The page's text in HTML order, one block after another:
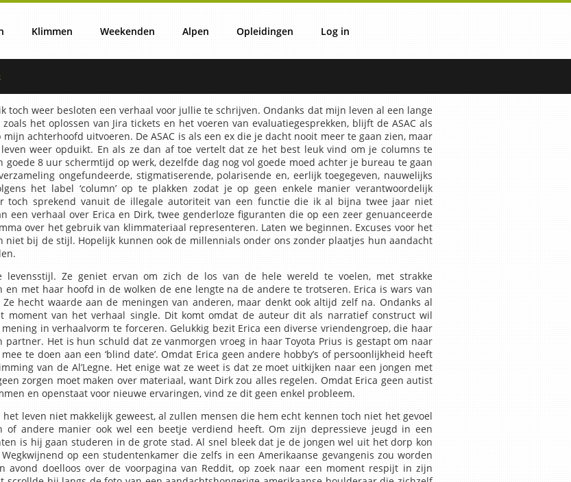
a member
Klimmen
Klimhallen
Clubkampioenschappen
Builderen
Klimgebieden
Weekenden
15 – 16 Aug All-In-One Climbing
Weekend
Algemene informatie &
Weekendprijzen
Weekendreglement
Alpen
Winterprogramma
ASAC Winterweek
ASAC Toerenweek 12-18 Juli
ASAC Alpenweek
Opleidingen
IT
IV
OVM
Trad
Instructeur
Opleidingscommissie
Log in
toch weer besloten een verhaal voor jullie te schrijven. Ondanks dat mijn leven al een lange
het oplossen van Jira tickets en het voeren van evaluatiegesprekken, blijft de ASAC als
achterhoofd uitvoeren. De ASAC is als een ex die je dacht nooit meer te gaan zien, maar
weer opduikt. En als ze dan af toe vertelt dat ze het best leuk vind om je columns te
8 uur schermtijd op werk, dezelfde dag nog vol goede moed achter je bureau te gaan
ongefundeerde, stigmatiserende, polarisende en, eerlijk toegegeven, nauwelijks
het label ‘column’ op te plakken zodat je op geen enkele manier verantwoordelijk
toch sprekend vanuit de illegale autoriteit van een functie die ik al bijna twee jaar niet
een verhaal over Erica en Dirk, twee genderloze figuranten die op een zeer genuanceerde
over het gebruik van klimmateriaal representeren. Laten we beginnen. Excuses voor het
niet bij de stijl. Hopelijk kunnen ook de millennials onder ons zonder plaatjes hun aandacht
Ze geniet ervan om zich de los van de hele wereld te voelen, met strakke
en met haar hoofd in de wolken de ene lengte na de andere te trotseren. Erica is wars van
hecht waarde aan de meningen van anderen, maar denkt ook altijd zelf na. Ondanks al
moment van het verhaal single. Dit komt omdat de auteur dit als narratief construct wil
in verhaalvorm te forceren. Gelukkig bezit Erica een diverse vriendengroep, die haar
Het is hun schuld dat ze vanmorgen vroeg in haar Toyota Prius is gestapt om naar
te doen aan een ‘blind date’. Omdat Erica geen andere hobby’s of persoonlijkheid heeft
van de Al’Legne. Het enige wat ze weet is dat ze moet uitkijken naar een jongen met
zorgen moet maken over materiaal, want Dirk zou alles regelen. Omdat Erica geen autist
en openstaat voor nieuwe ervaringen, vind ze dit geen enkel probleem.
leven niet makkelijk geweest, al zullen mensen die hem echt kennen toch niet het gevoel
andere manier ook wel een beetje verdiend heeft. Om zijn depressieve jeugd in een
is hij gaan studeren in de grote stad. Al snel bleek dat je de jongen wel uit het dorp kon
op een studentenkamer die zelfs in een Amerikaanse gevangenis zou worden
avond doelloos over de voorpagina van Reddit, op zoek naar een moment respijt in zijn